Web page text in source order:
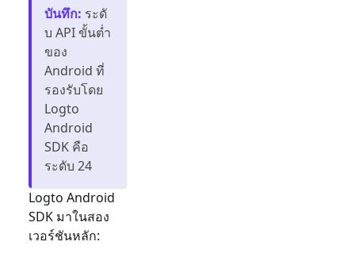
บันทึก: ระดั
บ API ขั้นต่ำ
ของ
Android ที่
รองรับโดย
Logto
Android
SDK คือ
ระดับ 24
Logto Android
SDK มาในสอง
เวอร์ชันหลัก: